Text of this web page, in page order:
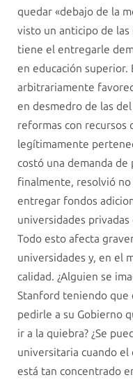
quedar «debajo de la
visto un anticipo de las
tiene el entregarle
en educación superior.
arbitrariamente
en desmedro de las
reformas con recursos
legítimamente
costó una demanda de
finalmente, resolvió
entregar fondos
universidades
Todo esto afecta
universidades y, en el
calidad. ¿Alguien se
Stanford teniendo que
pedirle a su Gobierno
ir a la quiebra? ¿Se
universitaria cuando
está tan concentrado